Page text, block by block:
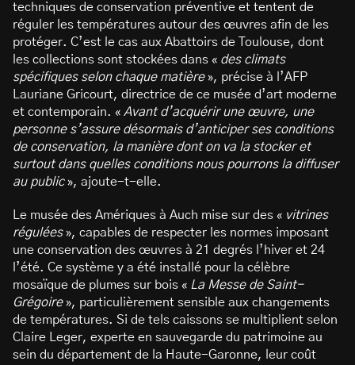
techniques de conservation préventive et tentent de
réguler les températures autour des œuvres afin de les
protéger. C’est le cas aux Abattoirs de Toulouse, dont
les collections sont stockées dans « des climats
spécifiques selon chaque matière», précise à l’AFP
Lauriane Gricourt, directrice de ce musée d’art moderne
et contemporain. « Avant d’acquérir une œuvre, une
personne s’assure désormais d’anticiper ses conditions
de conservation, la manière dont on va la stocker et
surtout dans quelles conditions nous pourrons la diffuser
au public», ajoute-t-elle.
Le musée des Amériques à Auch mise sur des « vitrines
régulées», capables de respecter les normes imposant
une conservation des œuvres à 21 degrés l’hiver et 24
l’été. Ce système y a été installé pour la célèbre
mosaïque de plumes sur bois « La Messe de Saint-
Grégoire», particulièrement sensible aux changements
de températures. Si de tels caissons se multiplient selon
Claire Leger, experte en sauvegarde du patrimoine au
sein du département de la Haute-Garonne, leur coût